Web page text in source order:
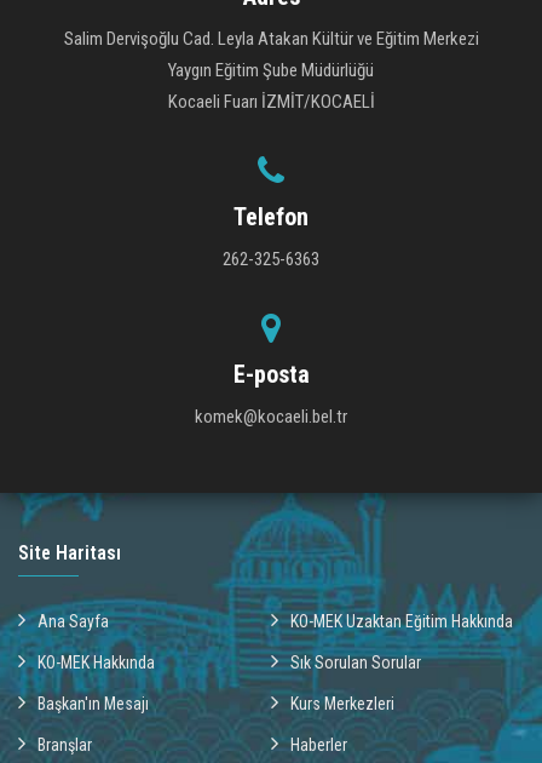
Salim Dervişoğlu Cad. Leyla Atakan Kültür ve Eğitim Merkezi
Yaygın Eğitim Şube Müdürlüğü
Kocaeli Fuarı İZMİT/KOCAELİ
Telefon
262-325-6363
E-posta
komek@kocaeli.bel.tr
Site Haritası
Ana Sayfa KO-MEK Uzaktan Eğitim Hakkında
KO-MEK Hakkında Sık Sorulan Sorular
Başkan'ın Mesajı Kurs Merkezleri
Branşlar Haberler